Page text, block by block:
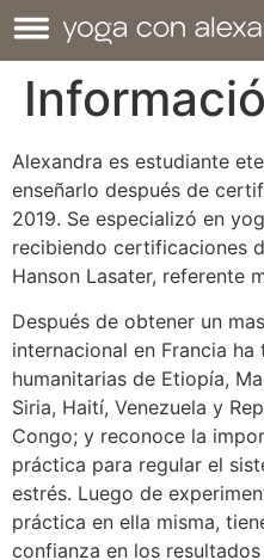
Alexandra es estudiante
enseñarlo después de
2019. Se especializó en
recibiendo certificaciones
Hanson Lasater, referente
Después de obtener un
internacional en Francia
humanitarias de Etiopía,
Siria, Haití, Venezuela y
Congo; y reconoce la
práctica para regular el
estrés. Luego de
práctica en ella misma,
confianza en los